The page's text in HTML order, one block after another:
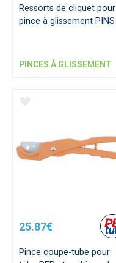
Ressorts de cliquet pour
pince à glissement PINS
PINCES À GLISSEMENT
25.87€
Pince coupe-tube pour